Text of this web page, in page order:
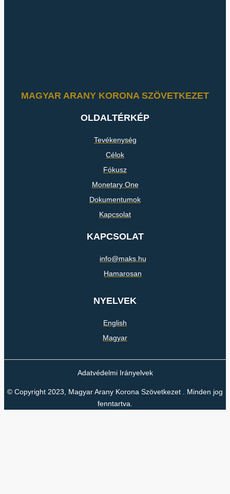
MAGYAR ARANY KORONA SZÖVETKEZET
OLDALTÉRKÉP
Tevékenység
Célok
Fókusz
Monetary One
Dokumentumok
Kapcsolat
KAPCSOLAT
info@maks.hu
Hamarosan
NYELVEK
English
Magyar
Adatvédelmi Irányelvek
© Copyright 2023, Magyar Arany Korona Szövetkezet . Minden jog
fenntartva.